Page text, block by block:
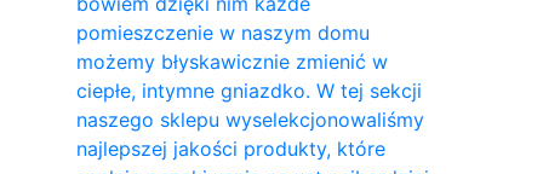
pomieszczenie w naszym domu
możemy błyskawicznie zmienić w
ciepłe, intymne gniazdko. W tej sekcji
naszego sklepu wyselekcjonowaliśmy
najlepszej jakości produkty, które